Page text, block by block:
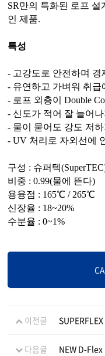
SR만의 특화된 로프
인 제품.
특성
- 고강도로 안전하며 경
- 유연하고 가벼워 취급
- 로프 외층이 Double
- 신도가 적어 잘 늘어
- 물이 묻어도 강도 저
- UV 처리로 자외선에
구성 : 슈퍼텍
비중 : 0.99(물에 뜬다)
용융점 : 165℃ / 265℃
신장율 : 18~20%
수분율 : 0~1%
이전글 SUPERFLEX
다음글 NEW D-Flex